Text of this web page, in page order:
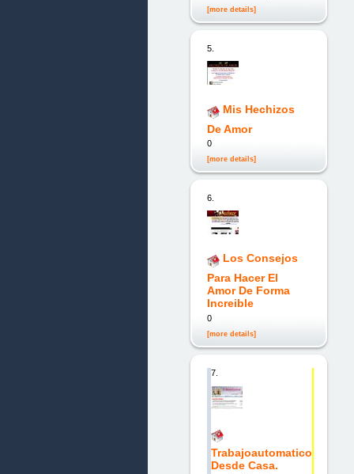
[more details]
5.
Mis Hechizos
De Amor
0
[more details]
6.
Los Consejos
Para Hacer El
Amor De Forma
Increible
0
[more details]
7.
Trabajoautomatico
Desde Casa.